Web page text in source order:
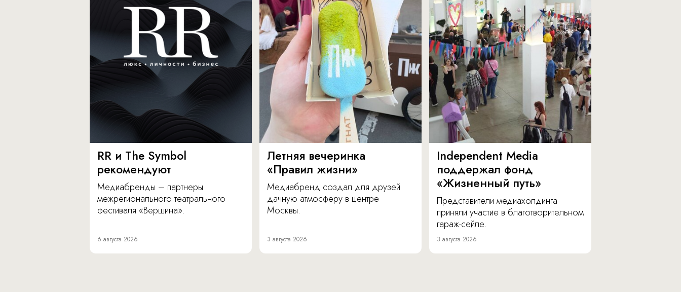
RR и The Symbol
рекомендуют
Медиабренды – партнеры
межрегионального театрального
фестиваля «Вершина».
6 августа 2026
Летняя вечеринка
«Правил жизни»
Медиабренд создал для друзей
дачную атмосферу в центре
Москвы.
3 августа 2026
Independent Media
поддержал фонд
«Жизненный путь»
Представители медиахолдинга
приняли участие в благотворительном
гараж-сейле.
3 августа 2026